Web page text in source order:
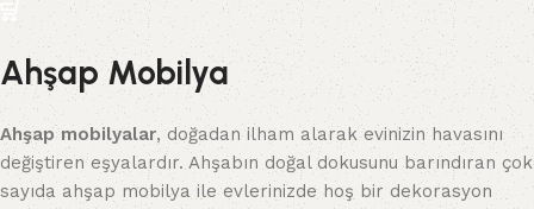
Ahşap Mobilya
Ahşap mobilyalar, doğadan ilham alarak evinizin havasını
değiştiren eşyalardır. Ahşabın doğal dokusunu barındıran çok
sayıda ahşap mobilya ile evlerinizde hoş bir dekorasyon